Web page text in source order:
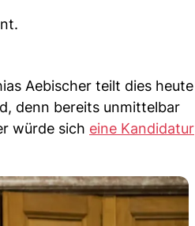
Aebischer teilt dies heute
denn bereits unmittelbar
würde sich eine Kandidatur